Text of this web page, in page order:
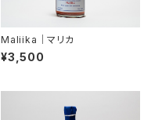
Maliika│マリカ
¥3,500